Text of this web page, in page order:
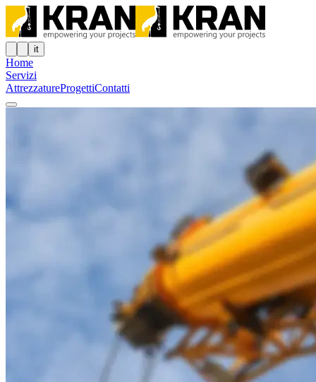
it
Home
Servizi
AttrezzatureProgettiContatti